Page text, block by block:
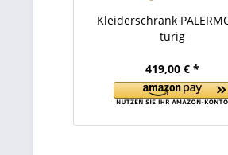
Kleiderschrank
türig
419,00 € *